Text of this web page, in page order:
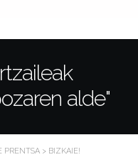
alde"
PRENTSA > BIZKAIE!